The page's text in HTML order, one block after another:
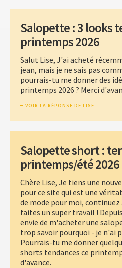
Salopette : 3 looks
printemps 2026
Salut Lise, J'ai acheté
jean, mais je ne sais pas
pourrais-tu me donner des
printemps 2026 ? Merci
VOIR LA RÉPONSE DE LISE
Salopette short :
printemps/été 2026
Chère Lise, Je tiens une
pour ce site qui est une
de mode pour moi,
faites un super travail !
envie de m'acheter une
trop savoir pourquoi - je n'ai
Pourrais-tu me donner
shorts tendances ce
d'avance.